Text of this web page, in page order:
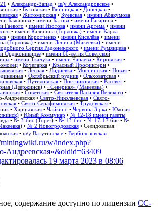
• Александр-Запад • ш/у Александровское•
• Бутовская• Винницкая• Донецкая•
• Житомирская• Зуевская• имени Абакумова
Бажанова• имени Батова• имени Гагарина•
Гаевого • имени Изотова• имени Артема• имени
• имени Калинина (Горловка)• имени Карла
• имени Коротченко • имени Киселёва• имени
(Горловка)• имени Ленина (Макеевка)• имени
Сергия Радонежского • имени Румянцева•
Орджоникидзе• имени 60-летия Советской
• имени Ткачука• имени Чапаева• Кировская•
• Кочегарка• Красный Профинтерн•
• Лесная• Лидиевка• Моспинская• Новая•
• Октябрьский рудник• Ольховатская•
• Путиловская• Постниковская• Рассвет•
(Дзержинск)• «Северная» (Макеевка)•
• Советская• Святителя Василия Великого •
Андреевская• Свято-Николаевская• Свято-
• Свято-Серафимовская• Трудовская•
• Харцызская• Чайкино • Червона Зірка• Южная
• Юный Коммунар • № 12-18 имени газеты
• № 3-бис (Торез)• № 13-бис• № 17-17 бис• №
• № 2 Новогродовская• Селидовская
• ш/у Ватутинское• Верболозовская
w/index.php?
Андреевская»&oldid=63409
19 марта 2023 в 08:06
содержание доступно по лицензии CC-